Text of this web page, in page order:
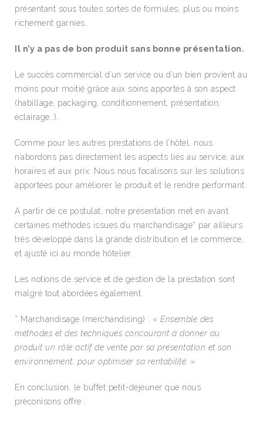
présentant sous toutes sortes de formules, plus ou moins
richement garnies.
Il n’y a pas de bon produit sans bonne présentation.
Le succès commercial d’un service ou d’un bien provient au
moins pour moitié grâce aux soins apportés à son aspect
(habillage, packaging, conditionnement, présentation,
éclairage…).
Comme pour les autres prestations de l’hôtel, nous
n’abordons pas directement les aspects liés au service, aux
horaires et aux prix. Nous nous focalisons sur les solutions
apportées pour améliorer le produit et le rendre performant.
A partir de ce postulat, notre présentation met en avant
certaines méthodes issues du marchandisage* par ailleurs
très développé dans la grande distribution et le commerce,
et ajusté ici au monde hôtelier.
Les notions de service et de gestion de la prestation sont
malgré tout abordées également.
* Marchandisage (merchandising) : « Ensemble des
méthodes et des techniques concourant à donner au
produit un rôle actif de vente par sa présentation et son
environnement, pour optimiser sa rentabilité. »
En conclusion, le buffet petit-déjeuner que nous
préconisons offre :